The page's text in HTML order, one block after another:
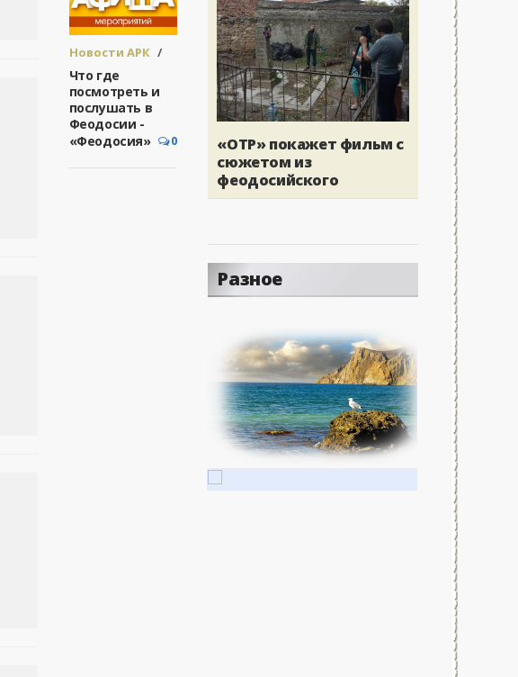
Новости АРК /
Феодосия
Что где
посмотреть и
послушать в
Феодосии -
«Феодосия»
0
«ОТР» покажет фильм с
сюжетом из
феодосийского
Разное